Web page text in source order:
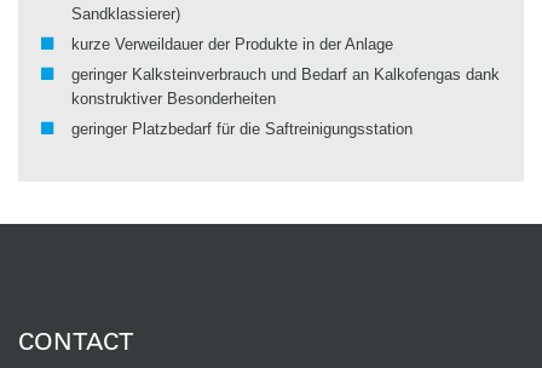
Sandklassierer)
kurze Verweildauer der Produkte in der Anlage
geringer Kalksteinverbrauch und Bedarf an Kalkofengas dank
konstruktiver Besonderheiten
geringer Platzbedarf für die Saftreinigungsstation
CONTACT